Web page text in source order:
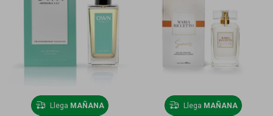
Llega MAÑANA Llega MAÑANA